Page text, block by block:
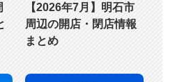
【2026年7月】明石市
周辺の開店・閉店情報
まとめ